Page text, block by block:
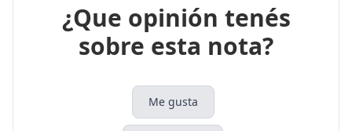
¿Que opinión tenés
sobre esta nota?
Me gusta